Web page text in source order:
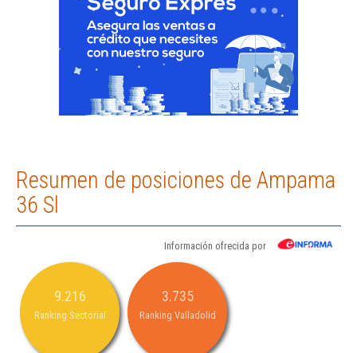
Resumen de posiciones de Ampama
36 Sl
Información ofrecida por
9.216
Ranking Sectorial
3.735
Ranking Valladolid